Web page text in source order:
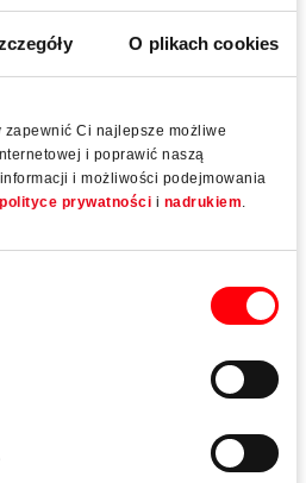
O plikach cookies
Ci najlepsze możliwe
i poprawić naszą
i możliwości podejmowania
polityce prywatności i nadrukiem.
pokwitowań w formacie